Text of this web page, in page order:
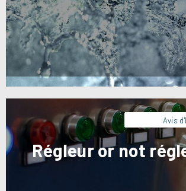
Avis
Régleur or not
l’avis de notre expert sur